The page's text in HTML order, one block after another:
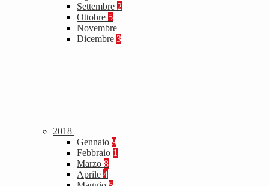
Settembre 2
Ottobre 5
Novembre
Dicembre 3
2018
Gennaio 9
Febbraio 1
Marzo 8
Aprile 4